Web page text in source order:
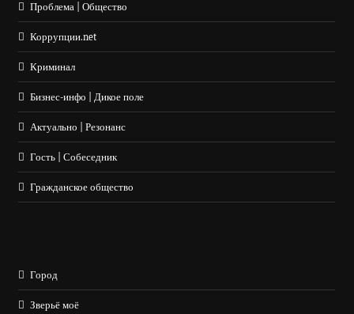
Проблема | Общество
Коррупции.net
Криминал
Бизнес-инфо | Дикое поле
Актуально | Резонанс
Гость | Собеседник
Гражданское общество
Город
Зверьё моё